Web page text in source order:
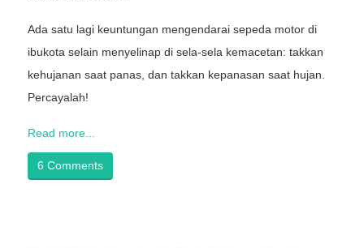
Ada satu lagi keuntungan mengendarai sepeda motor di
ibukota selain menyelinap di sela-sela kemacetan: takkan
kehujanan saat panas, dan takkan kepanasan saat hujan.
Percayalah!
Read more...
6 Comments